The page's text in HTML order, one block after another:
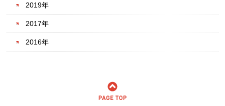
2019年
2017年
2016年